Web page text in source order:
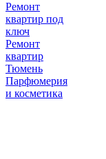
Ремонт
квартир под
ключ
Ремонт
квартир
Тюмень
Парфюмерия
и косметика